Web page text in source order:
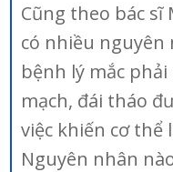
Cũng theo bác
có nhiều nguyên
bệnh lý mắc
mạch, đái tháo
việc khiến cơ thể
Nguyên nhân